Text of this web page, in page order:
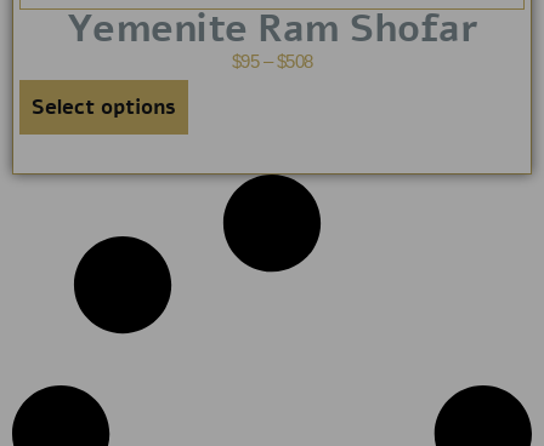
Yemenite Ram Shofar
$95 – $508
Select options